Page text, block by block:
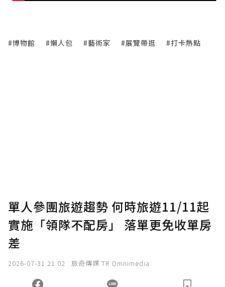
#博物館 #懶人包 #藝術家 #展覽帶逛 #打卡熱點
單人參團旅遊趨勢 何時旅遊11/11起
實施「領隊不配房」 落單更免收單房
差
2026-07-31 21:02 旅奇傳媒 TR Omnimedia